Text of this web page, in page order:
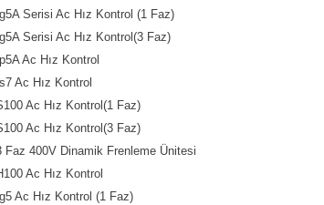
Ig5A Serisi Ac Hız Kontrol (1 Faz)
Ig5A Serisi Ac Hız Kontrol(3 Faz)
Ip5A Ac Hız Kontrol
Is7 Ac Hız Kontrol
Ac Hız Kontrol(1 Faz)
Ac Hız Kontrol(3 Faz)
Faz 400V Dinamik Frenleme Ünitesi
Ac Hız Kontrol
Ig5 Ac Hız Kontrol (1 Faz)